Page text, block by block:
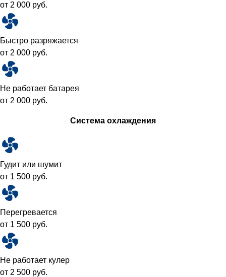
от 2 000 руб.
Быстро разряжается
от 2 000 руб.
Не работает батарея
от 2 000 руб.
Система охлаждения
Гудит или шумит
от 1 500 руб.
Перегревается
от 1 500 руб.
Не работает кулер
от 2 500 руб.